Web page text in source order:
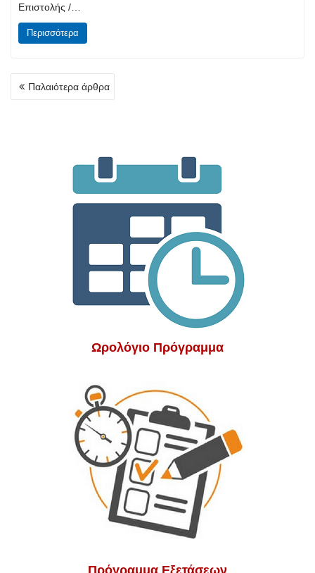
Επιστολής /…
Περισσότερα
Πλοήγηση
άρθρων
Παλαιότερα άρθρα
Ωρολόγιο Πρόγραμμα
Πρόγραμμα Εξετάσεων